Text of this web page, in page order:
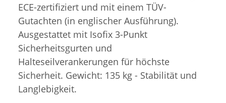
ECE-zertifiziert und mit einem TÜV-
Gutachten (in englischer Ausführung).
Ausgestattet mit Isofix 3-Punkt
Sicherheitsgurten und
Halteseilverankerungen für höchste
Sicherheit. Gewicht: 135 kg - Stabilität und
Langlebigkeit.